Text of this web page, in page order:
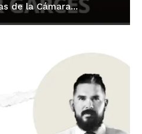
de la Cámara...